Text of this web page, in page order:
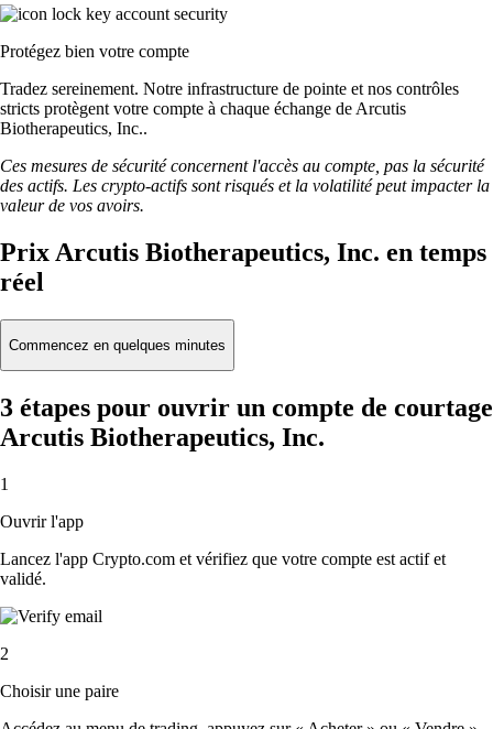
Protégez bien votre compte
Tradez sereinement. Notre infrastructure de pointe et nos contrôles
stricts protègent votre compte à chaque échange de Arcutis
Biotherapeutics, Inc..
Ces mesures de sécurité concernent l'accès au compte, pas la sécurité
des actifs. Les crypto-actifs sont risqués et la volatilité peut impacter la
valeur de vos avoirs.
Prix Arcutis Biotherapeutics, Inc. en temps
réel
Commencez en quelques minutes
3 étapes pour ouvrir un compte de courtage
Arcutis Biotherapeutics, Inc.
1
Ouvrir l'app
Lancez l'app Crypto.com et vérifiez que votre compte est actif et
validé.
2
Choisir une paire